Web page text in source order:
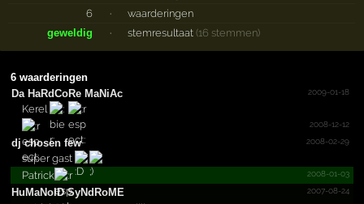
6
·
waarderingen
geweldig
· stemresultaat (16 stemmen)
6 waarderingen
Da HaRdCoRe MaNiAc
2009-01-18
Kerel
2008-12-12
dj chosen few 2008-02-29
super gast
2008-01-03
Patrick
HuMaNoID SyNdRoME
2007-08-24